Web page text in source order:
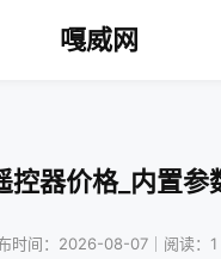
嘎威网
控器价格_内置
时间：2026-08-07｜阅读：1